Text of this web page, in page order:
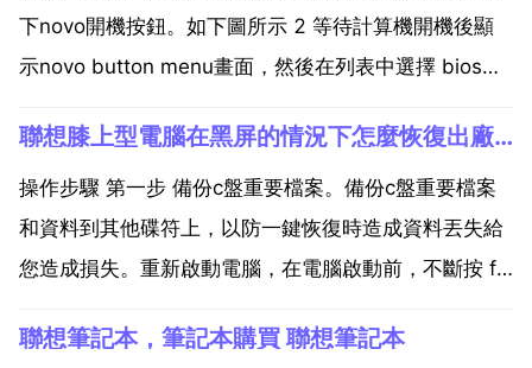
下novo開機按鈕。如下圖所示 2 等待計算機開機後顯
示novo button menu畫面，然後在列表中選擇 bios
setup介面。1 開啟電腦，點選桌面左下角的 開始 按
鈕，如圖所示...
聯想膝上型電腦在黑屏的情況下怎麼恢復出廠設定？？？
操作步驟 第一步 備份c盤重要檔案。備份c盤重要檔案
和資料到其他碟符上，以防一鍵恢復時造成資料丟失給
您造成損失。重新啟動電腦，在電腦啟動前，不斷按 f2
介面，點選 檔案管理 選擇要備份的c盤資料，點選複製
聯想筆記本，筆記本購買 聯想筆記本